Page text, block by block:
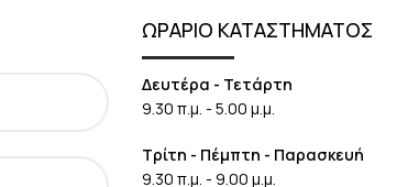
ΩΡΑΡΙΟ ΚΑΤΑΣΤΗΜΑΤΟΣ
Δευτέρα - Τετάρτη
9.30 π.μ. - 5.00 μ.μ.
Τρίτη - Πέμπτη - Παρασκευή
9.30 π.μ. - 9.00 μ.μ.